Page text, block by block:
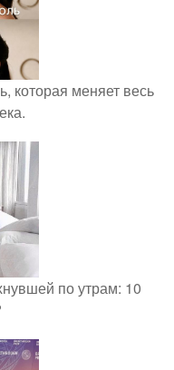
которая меняет весь
по утрам: 10